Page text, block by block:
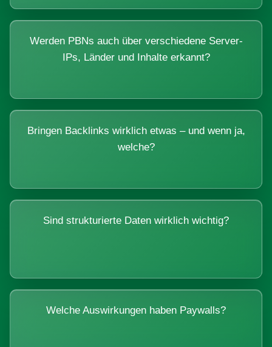
Werden PBNs auch über verschiedene Server-
IPs, Länder und Inhalte erkannt?
Bringen Backlinks wirklich etwas – und wenn ja,
welche?
Sind strukturierte Daten wirklich wichtig?
Welche Auswirkungen haben Paywalls?